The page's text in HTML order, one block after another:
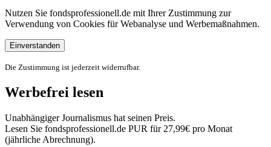
Nutzen Sie fondsprofessionell.de mit Ihrer Zustimmung zur
Verwendung von Cookies für Webanalyse und Werbemaßnahmen.
Einverstanden
Die Zustimmung ist jederzeit widerrufbar.
Werbefrei lesen
Unabhängiger Journalismus hat seinen Preis.
Lesen Sie fondsprofessionell.de PUR für 27,99€ pro Monat
(jährliche Abrechnung).